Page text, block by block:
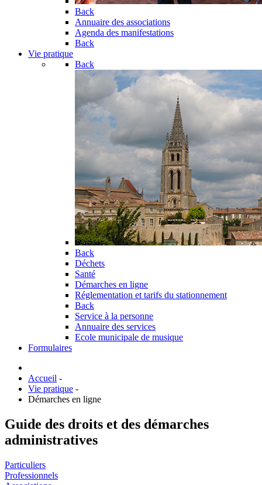
Back
Annuaire des associations
Agenda des manifestations
Back
Vie pratique
Back
Back
Déchets
Santé
Démarches en ligne
Réglementation et tarifs du stationnement
Back
Service à la personne
Annuaire des services
Ecole municipale de musique
Formulaires
Accueil -
Vie pratique -
Démarches en ligne
Guide des droits et des démarches
administratives
Particuliers
Professionnels